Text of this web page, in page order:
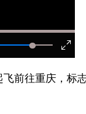
前往重庆，标